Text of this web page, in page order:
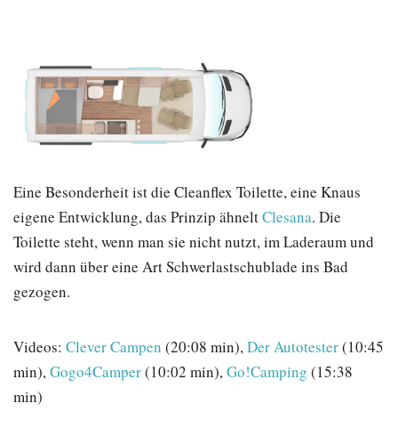
Eine Besonderheit ist die Cleanflex Toilette, eine Knaus
eigene Entwicklung, das Prinzip ähneltClesana. Die
Toilette steht, wenn man sie nicht nutzt, im Laderaum und
wird dann über eine Art Schwerlastschublade ins Bad
gezogen.
Videos: Clever Campen (20:08 min),Der Autotester(10:45
min),Gogo4Camper(10:02 min),Go!Camping (15:38
min)